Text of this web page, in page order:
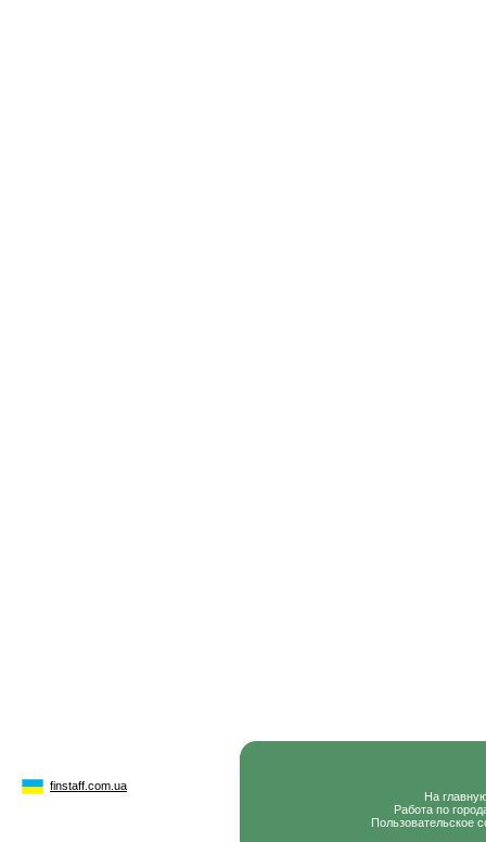
finstaff.com.ua
На
Работа по
Пользовательское